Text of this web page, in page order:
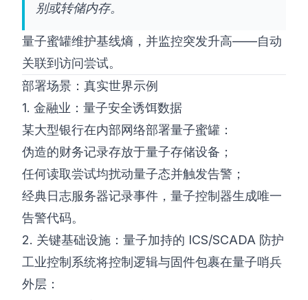
别或转储内存。
量子蜜罐维护基线熵，并监控突发升高——自动
关联到访问尝试。
部署场景：真实世界示例
1. 金融业：量子安全诱饵数据
某大型银行在内部网络部署量子蜜罐：
伪造的财务记录存放于量子存储设备；
任何读取尝试均扰动量子态并触发告警；
经典日志服务器记录事件，量子控制器生成唯一
告警代码。
2. 关键基础设施：量子加持的 ICS/SCADA 防护
工业控制系统将控制逻辑与固件包裹在量子哨兵
外层：